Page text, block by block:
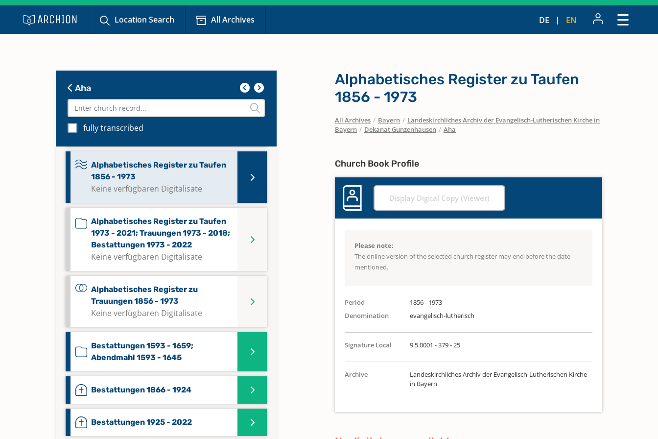
Location Search All Archives DE EN
Aha
fully transcribed
Bestattungen 1856 - 1973
Alphabetisches Register zu Taufen
Bestattungen 1761 - 1856
Alphabetisches Register zu Taufen
1856 - 1973
Keine verfügbaren Digitalisate
Alphabetisches Register zu Taufen
1973 - 2021; Trauungen 1973 - 2018;
Bestattungen 1973 - 2022
Keine verfügbaren Digitalisate
Alphabetisches Register zu
Trauungen 1856 - 1973
Keine verfügbaren Digitalisate
Bestattungen 1593 - 1659;
Abendmahl 1593 - 1645
Bestattungen 1866 - 1924
Bestattungen 1925 - 2022
Alphabetisches Register zu Taufen
1856 - 1973
All Archives / Bayern / Landeskirchliches Archiv der Evangelisch-Lutherischen Kirche in
Bayern / Dekanat Gunzenhausen / Aha
Church Book Profile
Display Digital Copy (Viewer)
Please note:
The online version of the selected church register may end before the date
mentioned.
Period
1856 - 1973
Denomination
evangelisch-lutherisch
Signature Local 9.5.0001 - 379 - 25
Archive
Landeskirchliches Archiv der Evangelisch-Lutherischen Kirche
in Bayern